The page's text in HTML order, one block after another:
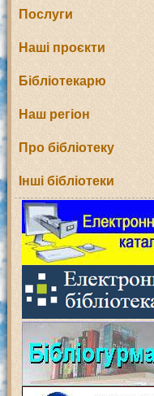
Послуги
Наші проєкти
Бібліотекарю
Наш регіон
Про бібліотеку
Інші бібліотеки